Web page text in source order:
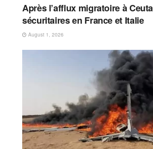
Après l’afflux migratoire à
sécuritaires en France et Italie
August 1, 2026